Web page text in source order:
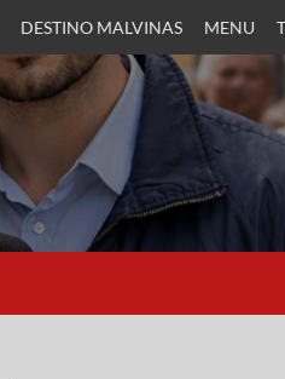
DESTINO MALVINAS MENU